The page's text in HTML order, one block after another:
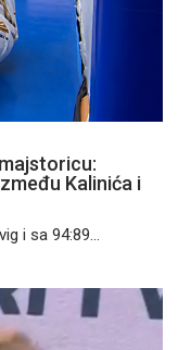
Kalinića i
i sa 94:89...